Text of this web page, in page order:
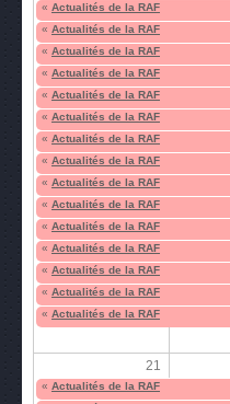
« Actualités de la RAF
« Actualités de la RAF
« Actualités de la RAF
« Actualités de la RAF
« Actualités de la RAF
« Actualités de la RAF
« Actualités de la RAF
« Actualités de la RAF
« Actualités de la RAF
« Actualités de la RAF
« Actualités de la RAF
« Actualités de la RAF
« Actualités de la RAF
« Actualités de la RAF
« Actualités de la RAF
21
« Actualités de la RAF